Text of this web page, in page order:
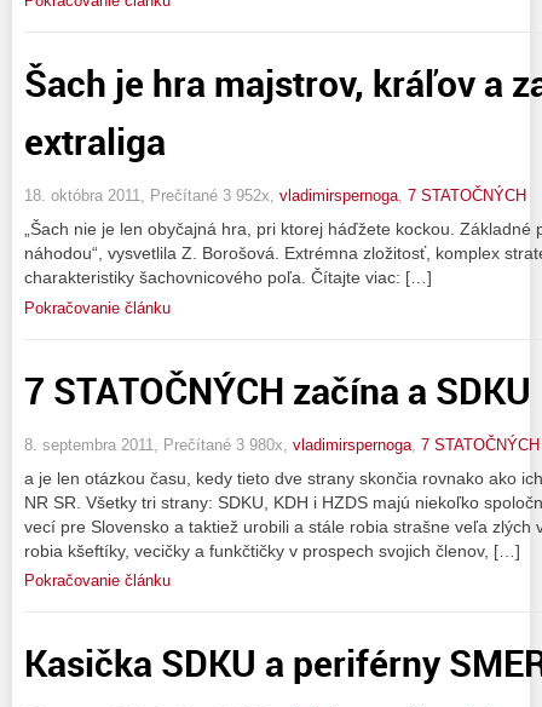
Šach je hra majstrov, kráľov a
extraliga
18. októbra 2011, Prečítané 3 952x, vladimirspernoga, 7 STATOČNÝCH
„Šach nie je len obyčajná hra, pri ktorej háďžete kockou. Základné
náhodou“, vysvetlila Z. Borošová. Extrémna zložitosť, komplex
charakteristiky šachovnicového poľa. Čítajte viac: […]
Pokračovanie článku
7 STATOČNÝCH začína a
8. septembra 2011, Prečítané 3 980x, vladimirspernoga, 7 STATOČNÝCH
a je len otázkou času, kedy tieto dve strany skončia rovnako ako
NR SR. Všetky tri strany: SDKU, KDH i HZDS majú niekoľko
vecí pre Slovensko a taktiež urobili a stále robia strašne veľa zlých
robia kšeftíky, vecičky a funkčtičky v prospech svojich členov, […]
Pokračovanie článku
Kasička SDKU a periférny